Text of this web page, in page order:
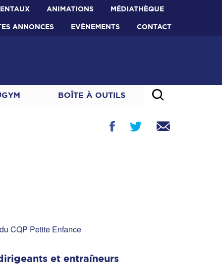
ANIMATIONS MÉDIATHÈQUE
ANNONCES EVÈNEMENTS CONTACT
BOÎTE À OUTILS
CQP Petite Enfance
et entraîneurs